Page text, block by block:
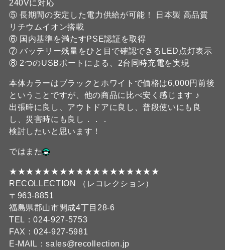
240Vに対応
⑤ 長期間の安定した電力供給が可能！ 日本製 高品質
リチウムイオン搭載
⑥ 国内基準を満たすPSE認証を取得
⑦ バッテリー残量をひと目で確認できるLED点灯表示
⑧ 2つのUSBポートによる、2台同時充電を実現
本体カラーはブラックとホワイトで価格は6,000円前後
ということですが、他の商品に比べ安く感じます ♪
出張時に良し、アウトドアに良し、普段使いにも良
し、災害時にも良し．．．
検討したいと思います！
ではまた
★★★★★★★★★★★★★★★★★★
RECOLLECTION （レコレクション）
〒963-8851
福島県郡山市開成4丁目28-6
TEL：024-927-5753
FAX：024-927-5981
E-MAIL：sales@recollection.jp